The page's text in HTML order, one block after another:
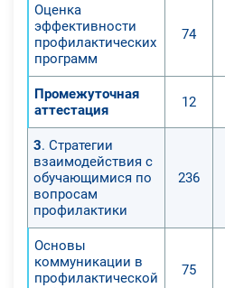
Оценка
эффективности
профилактических
программ
74
Промежуточная
аттестация
12
3. Стратегии
взаимодействия с
обучающимися по
вопросам
профилактики
236
Основы
коммуникации в
профилактической
75